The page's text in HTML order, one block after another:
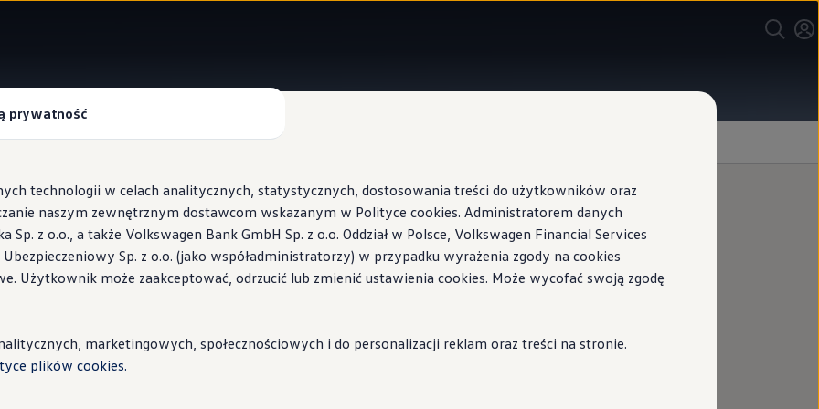
Wallbox ID.Charger
stacje i porady
Digital Cockpit z wylotami powietrza
ręką
prywatność
technologii w celach analitycznych, statystycznych, dostosowania treści do użytkowników oraz
naszym zewnętrznym dostawcom wskazanym w Polityce cookies. Administratorem danych
z o.o., a także Volkswagen Bank GmbH Sp. z o.o. Oddział w Polsce, Volkswagen Financial Services
Ubezpieczeniowy Sp. z o.o. (jako współadministratorzy) w przypadku wyrażenia zgody na cookies
Użytkownik może zaakceptować, odrzucić lub zmienić ustawienia cookies. Może wycofać swoją zgodę
marketingowych, społecznościowych i do personalizacji reklam oraz treści na stronie.
plików cookies.